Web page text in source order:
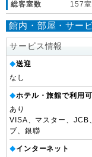
総客室数 157室
館内・部屋・サー
サービス情報
◆送迎
なし
◆ホテル・旅館で利用
あり
VISA、マスター、JCB
ブ、銀聯
◆インターネット